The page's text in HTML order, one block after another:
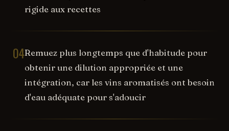
rigide aux recettes
04Remuez plus longtemps que d'habitude pour
obtenir une dilution appropriée et une
intégration, car les vins aromatisés ont besoin
d'eau adéquate pour s'adoucir